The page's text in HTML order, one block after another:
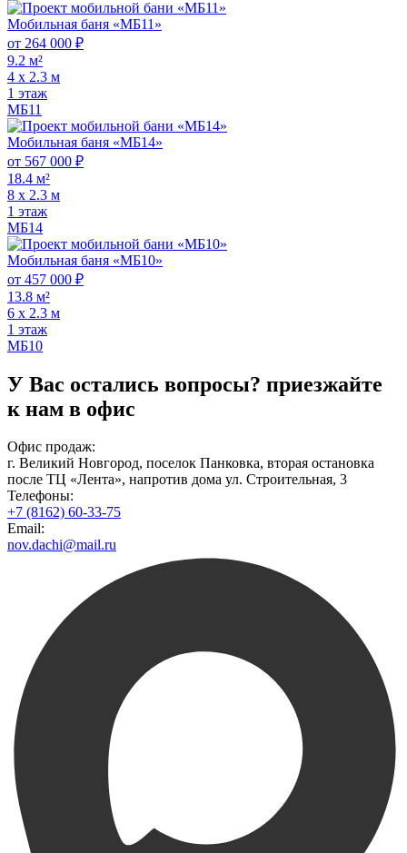
Мобильная баня «МБ11»
от 264 000 ₽
9.2 м²
4 х 2.3 м
1 этаж
МБ11
Мобильная баня «МБ14»
от 567 000 ₽
18.4 м²
8 х 2.3 м
1 этаж
МБ14
Мобильная баня «МБ10»
от 457 000 ₽
13.8 м²
6 х 2.3 м
1 этаж
МБ10
У Вас остались вопросы? приезжайте
к нам в офис
Офис продаж:
г. Великий Новгород, поселок Панковка, вторая остановка
после ТЦ «Лента», напротив дома ул. Строительная, 3
Телефоны:
+7 (8162) 60-33-75
Email:
nov.dachi@mail.ru